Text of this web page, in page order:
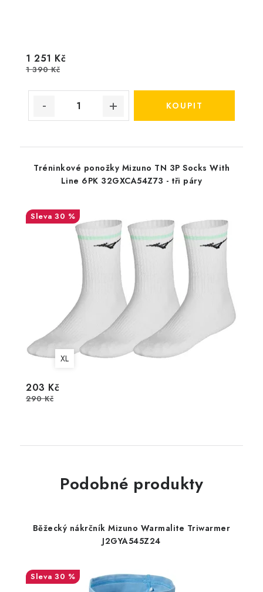
1 251 Kč
1 390 Kč
Tréninkové ponožky Mizuno TN 3P Socks With
Line 6PK 32GXCA54Z73 - tři páry
30 %
XL
203 Kč
290 Kč
Podobné produkty
Běžecký nákrčník Mizuno Warmalite Triwarmer
J2GYA545Z24
30 %